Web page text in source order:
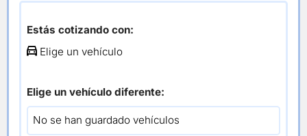
Estás cotizando con:
Elige un vehículo
Elige un vehículo diferente:
No se han guardado vehículos
Todos los repuestos